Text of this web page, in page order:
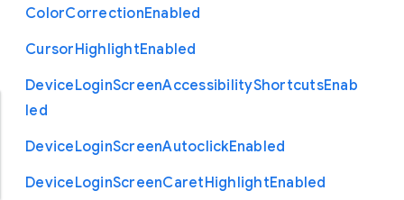
ColorCorrectionEnabled
CursorHighlightEnabled
DeviceLoginScreenAccessibilityShortcutsEnab
led
DeviceLoginScreenAutoclickEnabled
DeviceLoginScreenCaretHighlightEnabled